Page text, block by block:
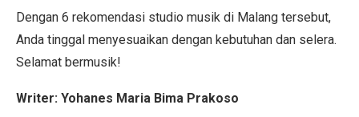
Dengan 6 rekomendasi studio musik di Malang tersebut,
Anda tinggal menyesuaikan dengan kebutuhan dan selera.
Selamat bermusik!
Writer: Yohanes Maria Bima Prakoso